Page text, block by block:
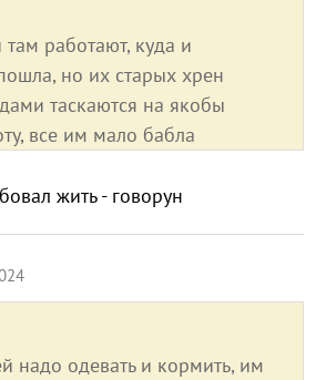
работают, куда и
но их старых хрен
таскаются на якобы
все им мало бабла
жить - говорун
надо одевать и кормить, им